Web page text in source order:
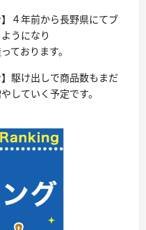
４年前から長野県にてブ
うになり
ております。
駆け出しで商品数もまだ
していく予定です。